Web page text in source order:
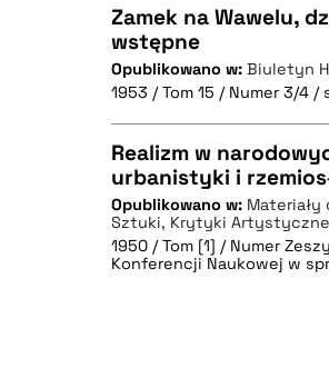
BIBTEX
CZYSTY TEKST
BIBTEX
Zamek na Wawelu,
wstępne
Opublikowano w: Biuletyn
1953 / Tom 15 / Numer 3/4 /
CZYSTY TEKST
Realizm w
urbanistyki i
Opublikowano w: Materiały
Sztuki, Krytyki
1950 / Tom [1] / Numer
Konferencji Naukowej w